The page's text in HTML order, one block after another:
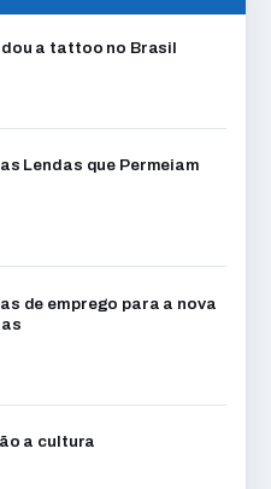
a tattoo no Brasil
Lendas que Permeiam
de emprego para a nova
a cultura